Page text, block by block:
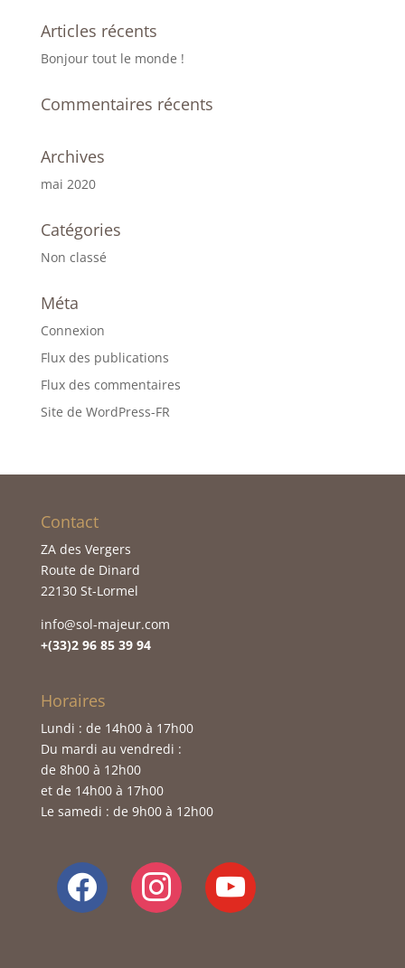
Articles récents
Bonjour tout le monde !
Commentaires récents
Archives
mai 2020
Catégories
Non classé
Méta
Connexion
Flux des publications
Flux des commentaires
Site de WordPress-FR
Contact
ZA des Vergers
Route de Dinard
22130 St-Lormel
info@sol-majeur.com
+(33)2 96 85 39 94
Horaires
Lundi : de 14h00 à 17h00
Du mardi au vendredi :
de 8h00 à 12h00
et de 14h00 à 17h00
Le samedi : de 9h00 à 12h00
facebook instagram youtube